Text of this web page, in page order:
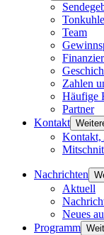
Team
Zahlen
Häufige
Partner
Kontakt
Kontakt,
Nachrichten
Aktuell
Neues
Programm